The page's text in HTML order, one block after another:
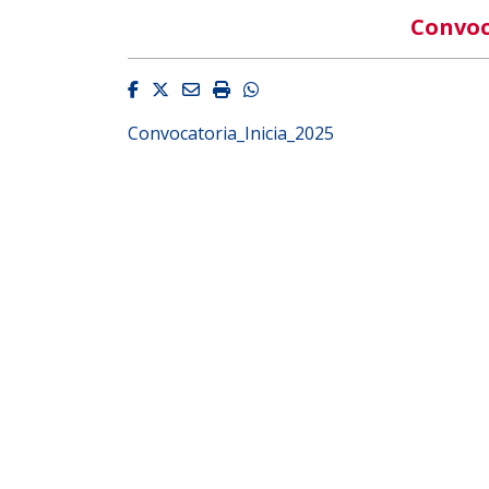
Facebook
Twitter
EmailImprimirWhatsapp
Convocatoria_Inicia_2025